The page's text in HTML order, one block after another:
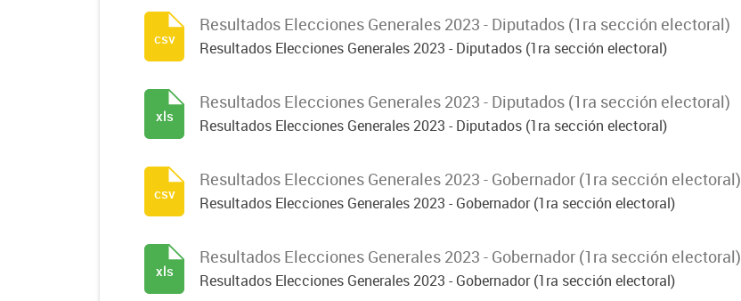
Resultados Elecciones Generales 2023 - Diputados (1ra sección electoral)
Resultados Elecciones Generales 2023 - Diputados (1ra sección electoral)
csv
Resultados Elecciones Generales 2023 - Diputados (1ra sección electoral)
Resultados Elecciones Generales 2023 - Diputados (1ra sección electoral)
xls
Resultados Elecciones Generales 2023 - Gobernador (1ra sección electoral)
Resultados Elecciones Generales 2023 - Gobernador (1ra sección electoral)
csv
Resultados Elecciones Generales 2023 - Gobernador (1ra sección electoral)
Resultados Elecciones Generales 2023 - Gobernador (1ra sección electoral)
xls